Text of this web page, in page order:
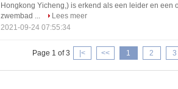
Hongkong Yicheng,) is erkend als een leider en
zwembad ...
Lees meer
2021-09-24 07:55:34
Page 1 of 3 |< << 1 2 3